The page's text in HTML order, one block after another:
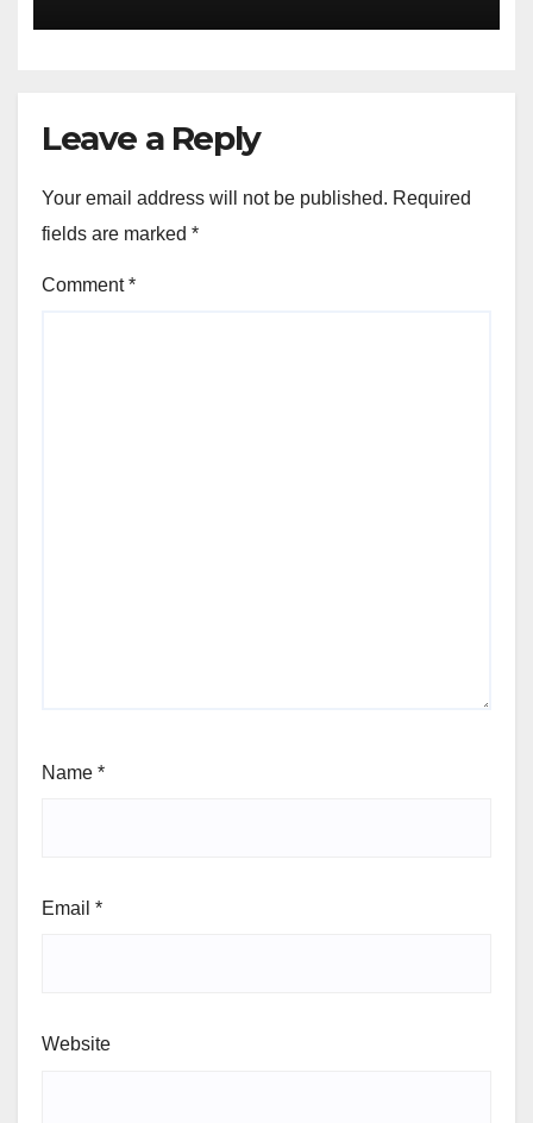
Leave a Reply
Your email address will not be published. Required
fields are marked *
Comment*
Name *
Email *
Website